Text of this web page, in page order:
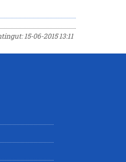
15-06-2015 13:11